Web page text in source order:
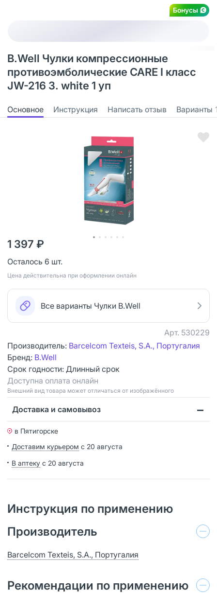
Бонусы
B.Well Чулки компрессионные
противоэмболические CARE I класс
JW-216 3. white 1 уп
Основное Инструкция Написать отзыв Варианты
1 397 ₽
Осталось 6 шт.
Цена действительна при оформлении онлайн
Все варианты Чулки B.Well
Арт. 530229
Производитель: Barcelcom Texteis, S.A., Португалия
Бренд: B.Well
Срок годности: Длинный срок
Доступна оплата онлайн
Bнешний вид товара может отличаться от изображённого
Доставка и самовывоз
в Пятигорске
Доставим курьером с 20 августа
В аптеку с 20 августа
Инструкция по применению
Производитель
Barcelcom Texteis, S.A., Португалия
Рекомендации по применению